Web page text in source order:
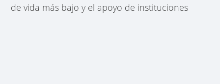
de vida más bajo y el apoyo de instituciones